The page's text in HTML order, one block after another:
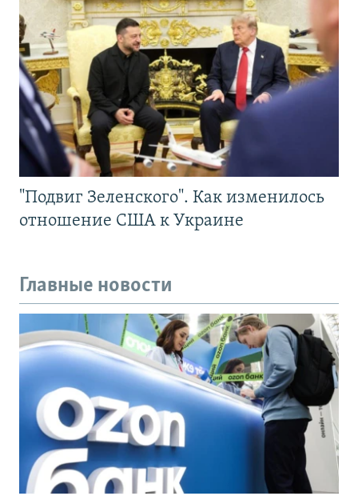
"Подвиг Зеленского". Как изменилось
отношение США к Украине
Главные новости